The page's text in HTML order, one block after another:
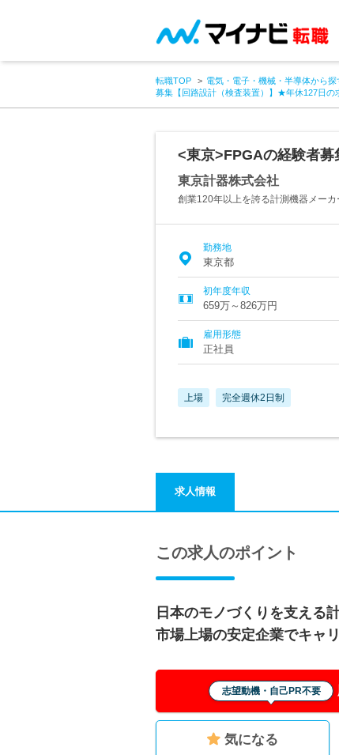
転職TOP 電気・電子・機械・半導体から探
募集【回路設計（検査装置）】★年休127日の
<東京>FPGAの経験者
東京計器株式会社
創業120年以上を誇る計測機器メー
勤務地
東京都
初年度年収
659万～826万円
雇用形態
正社員
上場 完全週休2日制
求人情報
この求人のポイント
日本のモノづくりを支える
市場上場の安定企業でキャ
志望動機・自己PR不要
気になる